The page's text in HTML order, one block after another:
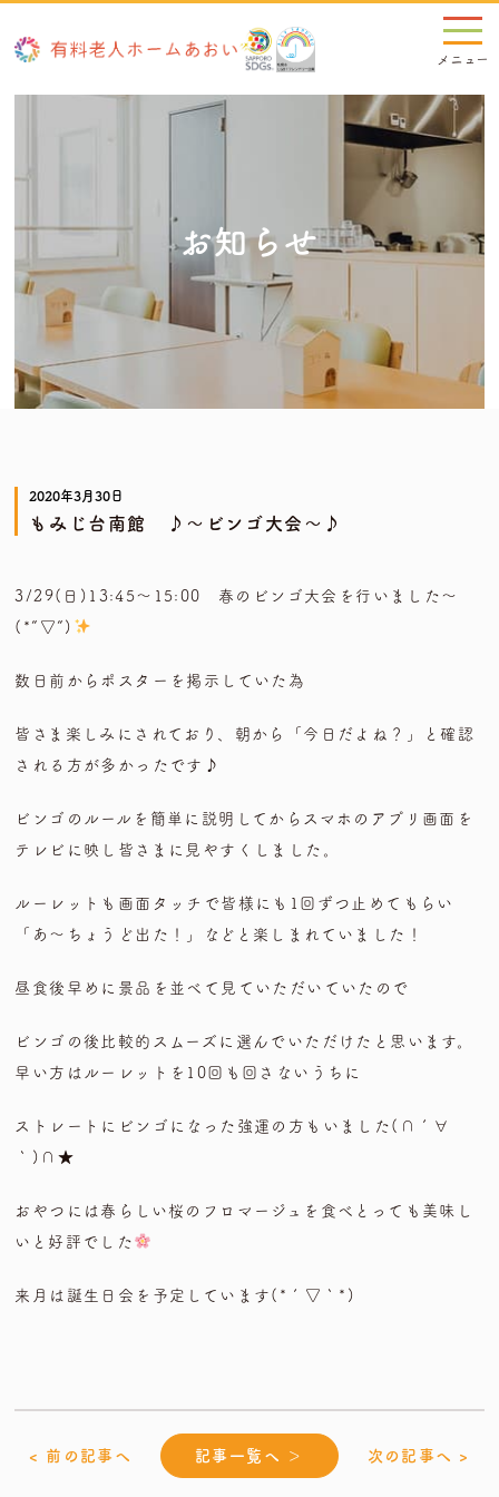
お知らせ
2020年3月30日
もみじ台南館 ♪～ビンゴ大会～♪
3/29(日)13:45～15:00 春のビンゴ大会を行いました～
(*”▽”)
数日前からポスターを掲示していた為
皆さま楽しみにされており、朝から「今日だよね？」と確認
される方が多かったです♪
ビンゴのルールを簡単に説明してからスマホのアプリ画面を
テレビに映し皆さまに見やすくしました。
ルーレットも画面タッチで皆様にも1回ずつ止めてもらい
「あ～ちょうど出た！」などと楽しまれていました！
昼食後早めに景品を並べて見ていただいていたので
ビンゴの後比較的スムーズに選んでいただけたと思います。
早い方はルーレットを10回も回さないうちに
ストレートにビンゴになった強運の方もいました(∩´∀
｀)∩★
おやつには春らしい桜のフロマージュを食べとっても美味し
いと好評でした
来月は誕生日会を予定しています(*´▽｀*)
< 前の記事へ 記事一覧へ ＞ 次の記事へ >